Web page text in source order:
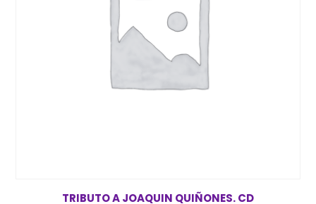
TRIBUTO A JOAQUIN QUIÑONES. CD